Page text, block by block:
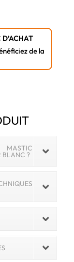
de la
MASTIC
BLANC ?